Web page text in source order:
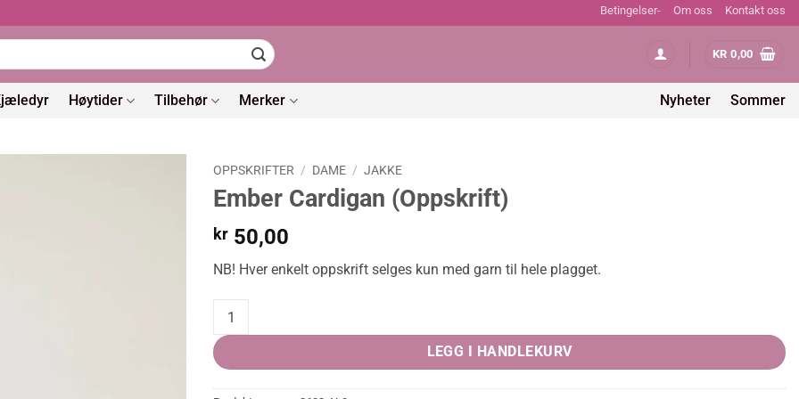
Betingelser- Om oss Kontakt oss
KR 0,00
Høytider Tilbehør Merker Nyheter Sommer
OPPSKRIFTER / DAME / JAKKE
Ember Cardigan (Oppskrift)
kr 50,00
NB! Hver enkelt oppskrift selges kun med garn til hele plagget.
Ember Cardigan (Oppskrift) quantity
LEGG I HANDLEKURV